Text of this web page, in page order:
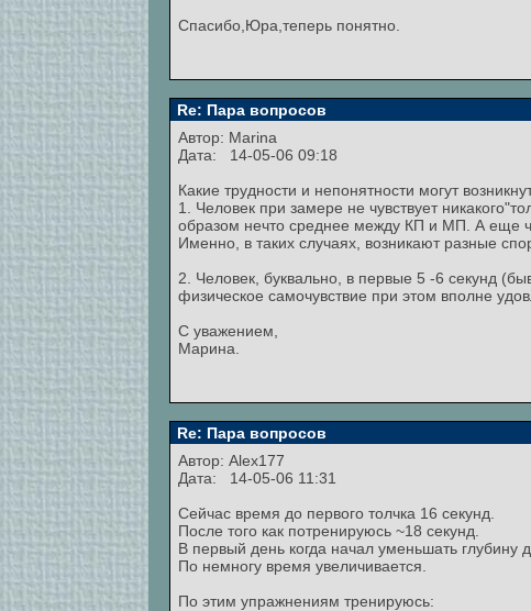
Спасибо,Юра,теперь понятно.
Re: Пара вопросов
Автор: Marina
Дата: 14-05-06 09:18
Какие трудности и непонятности могут
1. Человек при замере не чувствует
образом нечто среднее между КП и МП. А еще
Именно, в таких случаях, возникают разные
2. Человек, буквально, в первые 5 -6 секунд
физическое самочувствие при этом вполне
С уважением,
Марина.
Re: Пара вопросов
Автор: Alex177
Дата: 14-05-06 11:31
Сейчас время до первого толчка 16 секунд.
После того как потренируюсь ~18 секунд.
В первый день когда начал уменьшать глубину
По немногу время увеличивается.
По этим упражнениям тренируюсь: